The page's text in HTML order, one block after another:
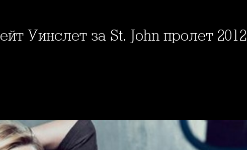
Кейт Уинслет за St. John пролет 2012